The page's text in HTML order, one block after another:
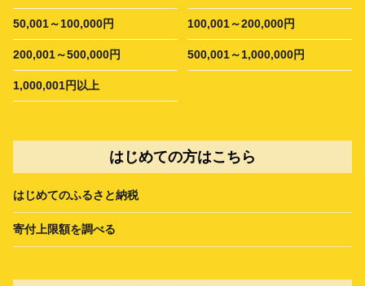
50,001～100,000円 100,001～200,000円
200,001～500,000円 500,001～1,000,000円
1,000,001円以上
はじめての方はこちら
はじめてのふるさと納税
寄付上限額を調べる